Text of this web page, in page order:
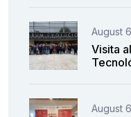
August
Visita
August